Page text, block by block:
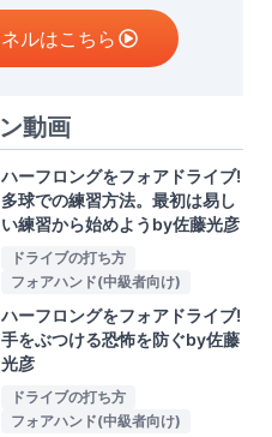
ルはこちら
動画
ハーフロングをフォアドライブ!
多球での練習方法。最初は易し
い練習から始めようby佐藤光彦
ドライブの打ち方
フォアハンド(中級者向け)
ハーフロングをフォアドライブ!
手をぶつける恐怖を防ぐby佐藤
光彦
ドライブの打ち方
フォアハンド(中級者向け)